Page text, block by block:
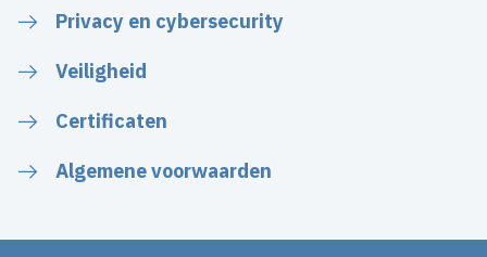
Privacy en cybersecurity
Veiligheid
Certificaten
Algemene voorwaarden